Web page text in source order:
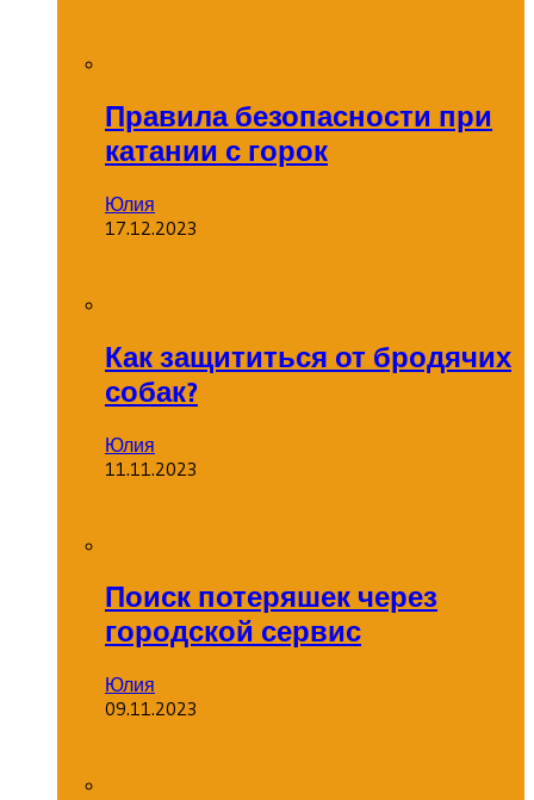
Правила безопасности при
катании с горок
Юлия
17.12.2023
Как защититься от бродячих
собак?
Юлия
11.11.2023
Поиск потеряшек через
городской сервис
Юлия
09.11.2023